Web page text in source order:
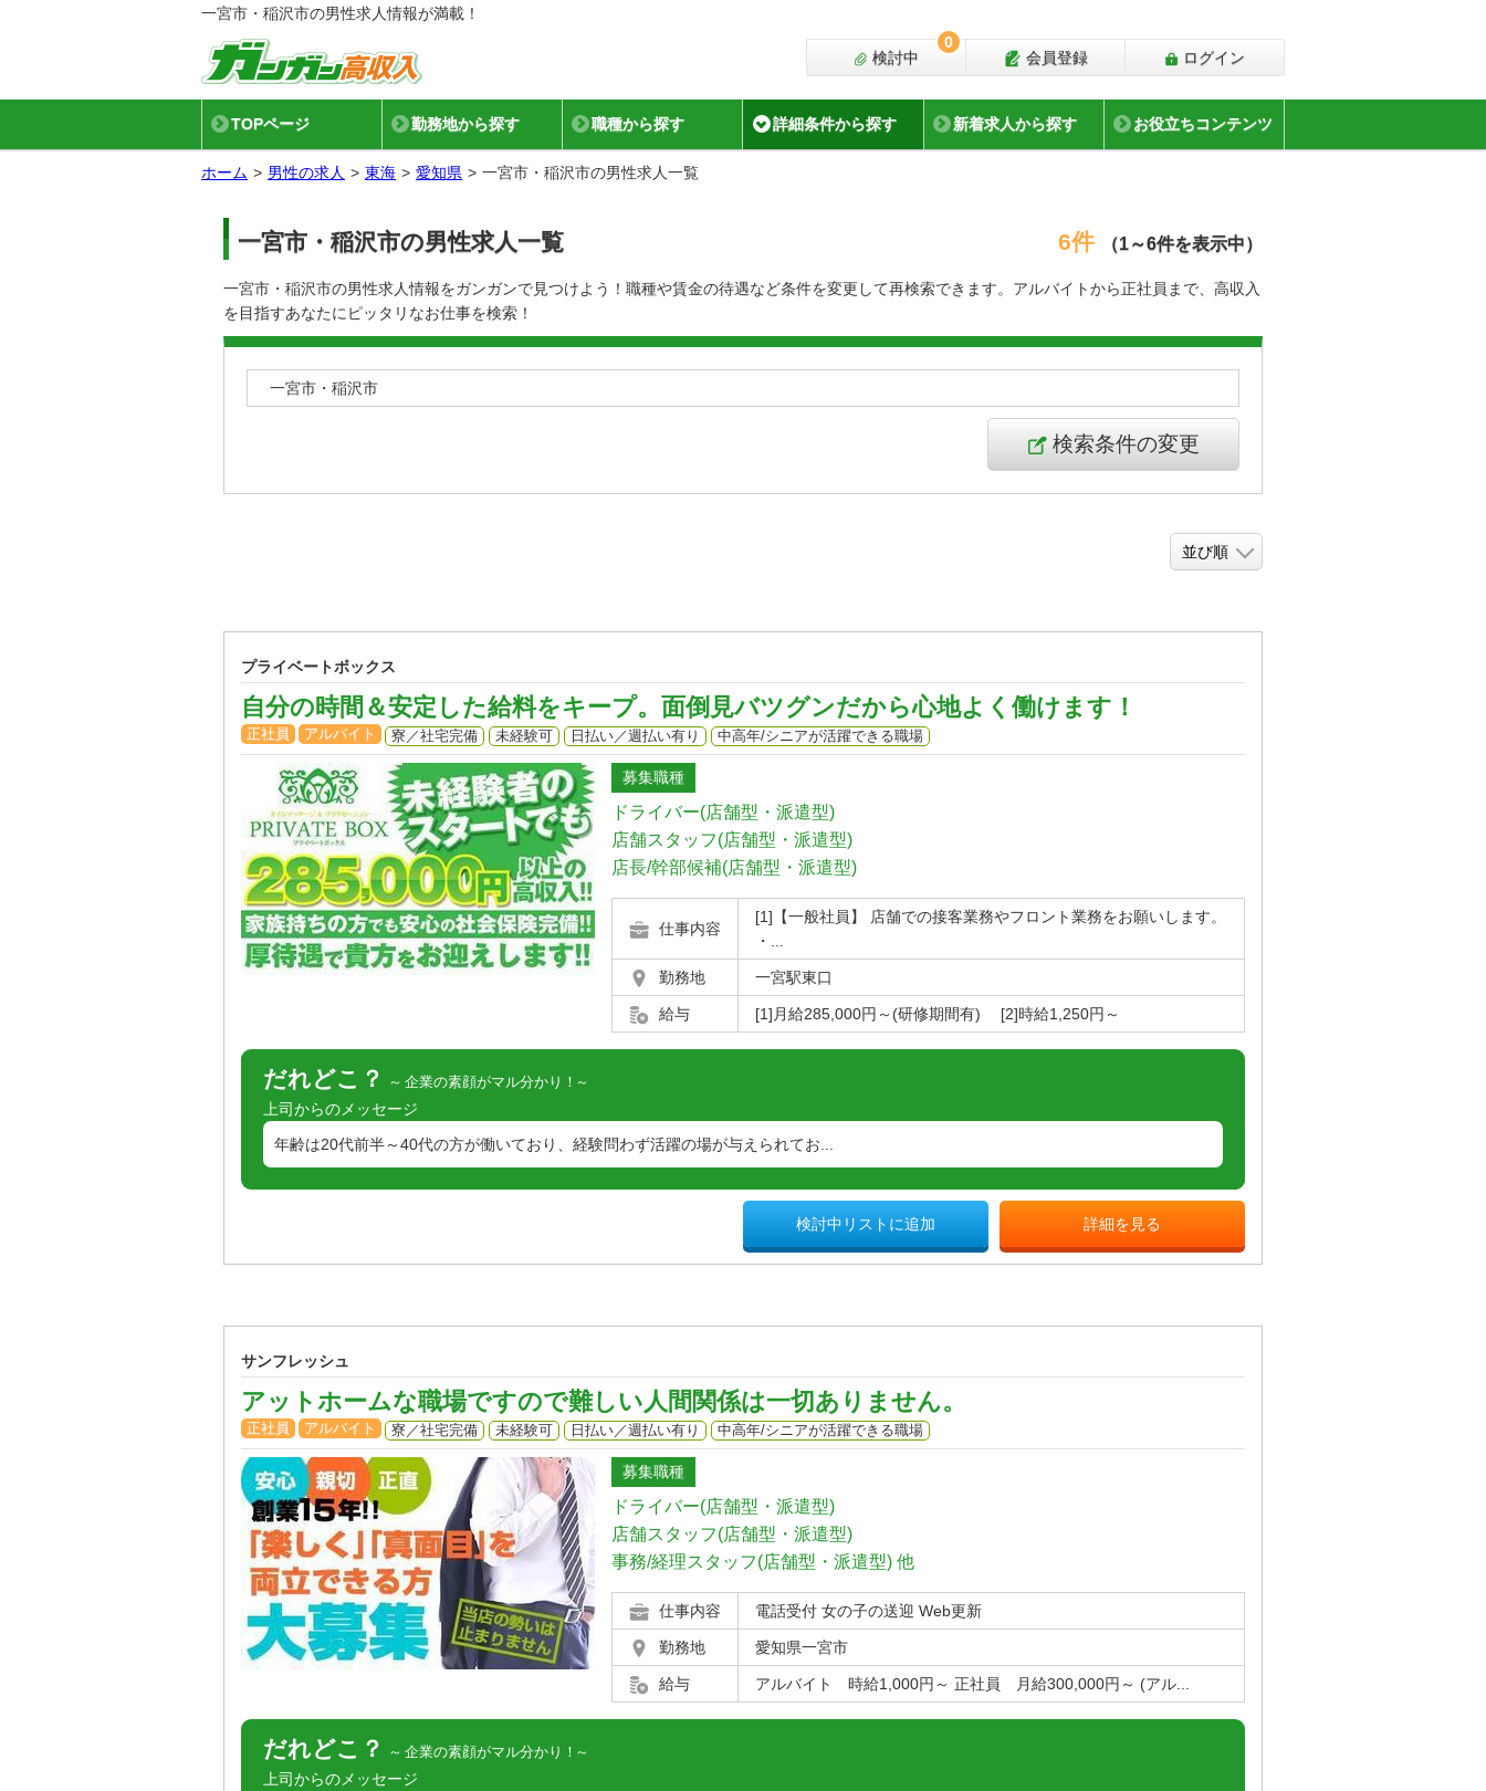
一宮市・稲沢市の男性求人情報が満載！
ログイン
会員登録
検討中
0
TOPページ 勤務地から探す 職種から探す 詳細条件から探す 新着求人から探す お役立ちコンテンツ
ホーム 男性の求人 東海 愛知県 一宮市・稲沢市の男性求人一覧
一宮市・稲沢市の男性求人一覧 6件 （1～6件を表示中）
一宮市・稲沢市の男性求人情報をガンガンで見つけよう！職種や賃金の待遇など条件を変更して再検索できます。アルバイトから正社員まで、高収入
を目指すあなたにピッタリなお仕事を検索！
一宮市・稲沢市
検索条件の変更
プライベートボックス
自分の時間＆安定した給料をキープ。面倒見バツグンだから心地よく働けます！
正社員 アルバイト 寮／社宅完備 未経験可 日払い／週払い有り 中高年/シニアが活躍できる職場
募集職種
ドライバー(店舗型・派遣型)
店舗スタッフ(店舗型・派遣型)
店長/幹部候補(店舗型・派遣型)
仕事内容
[1]【一般社員】 店舗での接客業務やフロント業務をお願いします。
・...
勤務地 一宮駅東口
給与 [1]月給285,000円～(研修期間有) [2]時給1,250円～
だれどこ？ 企業の素顔がマル分かり！
上司からのメッセージ
年齢は20代前半～40代の方が働いており、経験問わず活躍の場が与えられてお...
検討中リストに追加 詳細を見る
サンフレッシュ
アットホームな職場ですので難しい人間関係は一切ありません。
正社員 アルバイト 寮／社宅完備 未経験可 日払い／週払い有り 中高年/シニアが活躍できる職場
募集職種
ドライバー(店舗型・派遣型)
店舗スタッフ(店舗型・派遣型)
事務/経理スタッフ(店舗型・派遣型) 他
仕事内容 電話受付 女の子の送迎 Web更新
勤務地 愛知県一宮市
給与 アルバイト 時給1,000円～ 正社員 月給300,000円～ (アル...
だれどこ？ 企業の素顔がマル分かり！
上司からのメッセージ